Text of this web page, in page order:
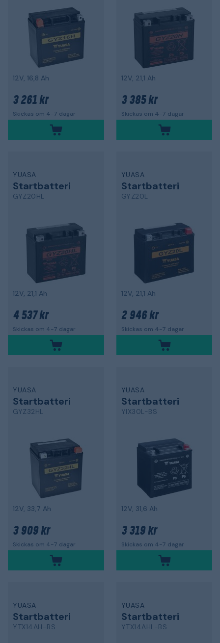
12V, 16,8 Ah
3 261 kr
Skickas om 4-7 dagar
12V, 21,1 Ah
3 385 kr
Skickas om 4-7 dagar
YUASA
Startbatteri
GYZ20HL
12V, 21,1 Ah
4 537 kr
Skickas om 4-7 dagar
YUASA
Startbatteri
GYZ20L
12V, 21,1 Ah
2 946 kr
Skickas om 4-7 dagar
YUASA
Startbatteri
GYZ32HL
12V, 33,7 Ah
3 909 kr
Skickas om 4-7 dagar
YUASA
Startbatteri
YIX30L-BS
12V, 31,6 Ah
3 319 kr
Skickas om 4-7 dagar
YUASA
Startbatteri
YTX14AH-BS
YUASA
Startbatteri
YTX14AHL-BS